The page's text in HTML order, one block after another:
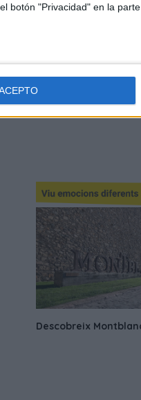
botón "Privacidad" en la parte